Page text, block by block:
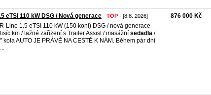
eTSI 110 kW DSG / Nová generace - TOP - [8.8. 2026]
Line 1.5 eTSI 110 kW (150 koní) DSG / nová generace
km / tažné zařízení s Trailer Assist / masážní sedadla /
kola AUTO JE PRÁVĚ NA CESTĚ K NÁM. Během pár dní
876 000 Kč